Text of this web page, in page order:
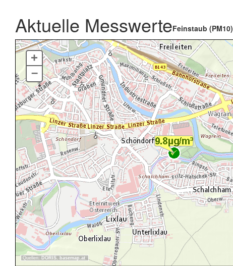
Aktuelle MesswerteFeinstaub (PM10)
Quellen: DORIS, basemap.at
+
–